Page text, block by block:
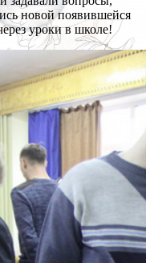
новой появившейся
уроки в школе!